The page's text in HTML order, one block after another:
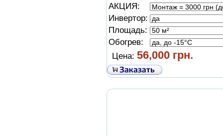
АКЦИЯ:
Инвертор:
Площадь:
Обогрев:
Цена: 56,000 грн.